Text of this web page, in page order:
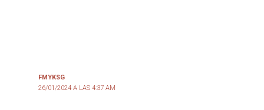
FMYKSG
26/01/2024 A LAS 4:37 AM